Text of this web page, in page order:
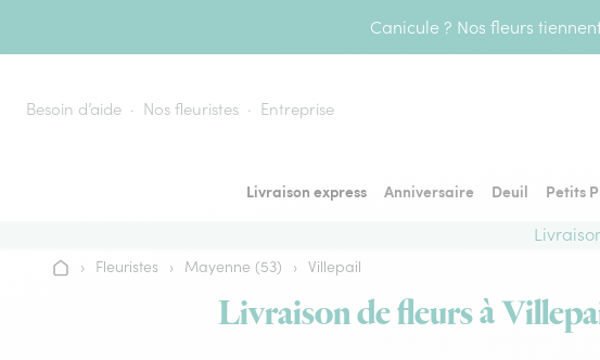
Canicule ? Nos fleurs
Besoin d’aide Nos fleuristes Entreprise
Livraison express Anniversaire Deuil Petits
Accueil
› Fleuristes › Mayenne (53) › Villepail
Livraison de fleurs à